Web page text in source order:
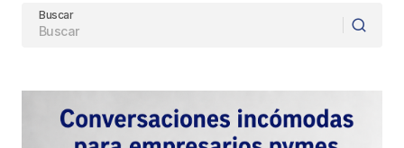
Buscar